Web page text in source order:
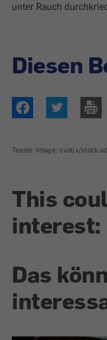
unter Rauch
Diesen
Teaser-Image: svatix/
This
interest:
Das